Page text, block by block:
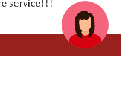
service!!!